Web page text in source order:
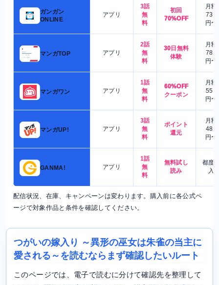
ガンガン
ONLINE
アプリ
3話
無
料
初回
70%OFF
月額
730
円〜
マンガTOP アプリ
2話
無
料
30日無料
体験
月額
780
円〜
マンガワン アプリ
1話
無
料
60%OFF
クーポン
月額
550
円〜
マンガUP! アプリ
3話
無
料
ポイント
還元
月額
480
円〜
GANMA! アプリ
1話
無
料
無料試し
読み
都度
入
配信状況、在庫、キャンペーンは変わります。購入前に各公式ペ
ージで対象作品と条件を確認してください。
つがいの嫁入り ～異形の巫女は朱雀の当主に
愛される～を読むならまず確認したいルート
このページでは、電子で読むに分けて確認先を整理して